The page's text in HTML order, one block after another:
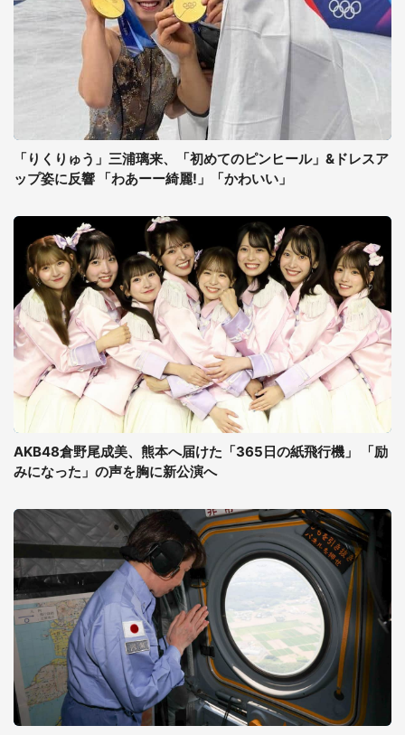
「りくりゅう」三浦璃来、「初めてのピンヒール」&ドレスア
ップ姿に反響 「わあーー綺麗!」「かわいい」
AKB48倉野尾成美、熊本へ届けた「365日の紙飛行機」 「励
みになった」の声を胸に新公演へ